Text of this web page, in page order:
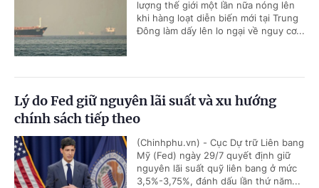
lượng thế giới một lần nữa nóng lên
khi hàng loạt diễn biến mới tại Trung
Đông làm dấy lên lo ngại về nguy cơ...
Lý do Fed giữ nguyên lãi suất và xu hướng
chính sách tiếp theo
(Chinhphu.vn) - Cục Dự trữ Liên bang
Mỹ (Fed) ngày 29/7 quyết định giữ
nguyên lãi suất quỹ liên bang ở mức
3,5%-3,75%, đánh dấu lần thứ năm...